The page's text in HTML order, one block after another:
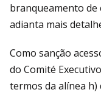
branqueamento de
adianta mais
Como sanção
do Comité
termos da alínea h)